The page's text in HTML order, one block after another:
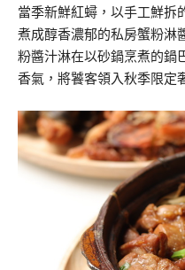
當季新鮮紅蟳，以手工鮮拆
煮成醇香濃郁的私房蟹粉淋
粉醬汁淋在以砂鍋烹煮的鍋
香氣，將饕客領入秋季限定